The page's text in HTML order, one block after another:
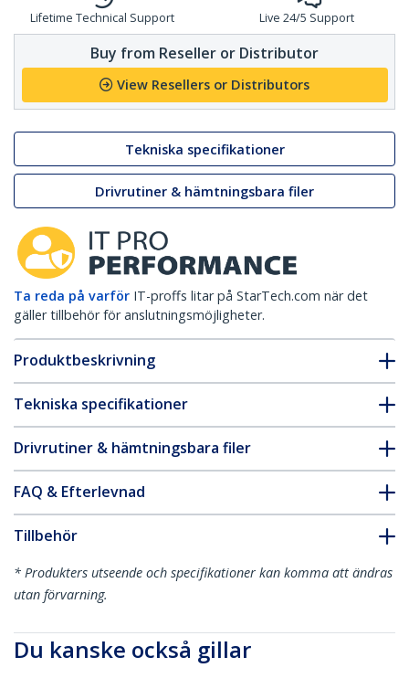
Lifetime Technical Support Live 24/5 Support
Buy from Reseller or Distributor
View Resellers or Distributors
Tekniska specifikationer
Drivrutiner & hämtningsbara filer
Ta reda på varför IT-proffs litar på StarTech.com när det
gäller tillbehör för anslutningsmöjligheter.
Produktbeskrivning
Tekniska specifikationer
Drivrutiner & hämtningsbara filer
FAQ & Efterlevnad
Tillbehör
* Produkters utseende och specifikationer kan komma att ändras
utan förvarning.
Du kanske också gillar